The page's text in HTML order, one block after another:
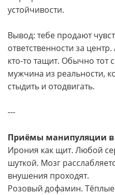
устойчивости.
Вывод: тебе продают
ответственности за
кто-то тащит. Обычно
мужчина из реальности,
стыдить и отодвигать.
---
Приёмы манипуляции в
Ирония как щит. Любой
шуткой. Мозг
внушения проходят.
Розовый дофамин. Тёплые